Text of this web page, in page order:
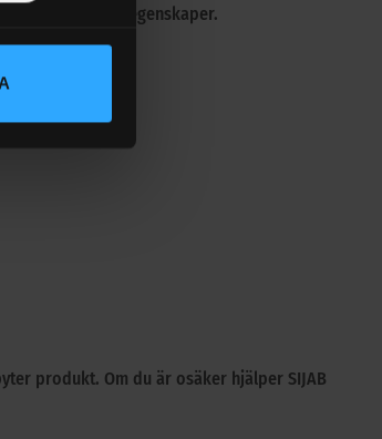
lastbärande egenskaper.
produkt. Om du är osäker hjälper SIJAB